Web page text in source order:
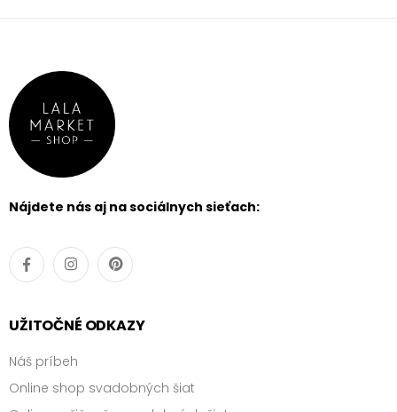
Nájdete nás aj na sociálnych sieťach:
UŽITOČNÉ ODKAZY
Náš príbeh
Online shop svadobných šiat